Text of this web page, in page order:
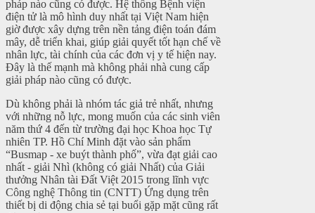
pháp nào cũng có được. Hệ thống Bệnh viện
điện tử là mô hình duy nhất tại Việt Nam hiện
giờ được xây dựng trên nền tảng điện toán đám
mây, dễ triển khai, giúp giải quyết tốt hạn chế về
nhân lực, tài chính của các đơn vị y tế hiện nay.
Đây là thế mạnh mà không phải nhà cung cấp
giải pháp nào cũng có được.
Dù không phải là nhóm tác giả trẻ nhất, nhưng
với những nỗ lực, mong muốn của các sinh viên
năm thứ 4 đến từ trường đại học Khoa học Tự
nhiên TP. Hồ Chí Minh đặt vào sản phẩm
“Busmap - xe buýt thành phố”, vừa đạt giải cao
nhất - giải Nhì (không có giải Nhất) của Giải
thưởng Nhân tài Đất Việt 2015 trong lĩnh vực
Công nghệ Thông tin (CNTT) Ứng dụng trên
thiết bị di động chia sẻ tại buổi gặp mặt cũng rất